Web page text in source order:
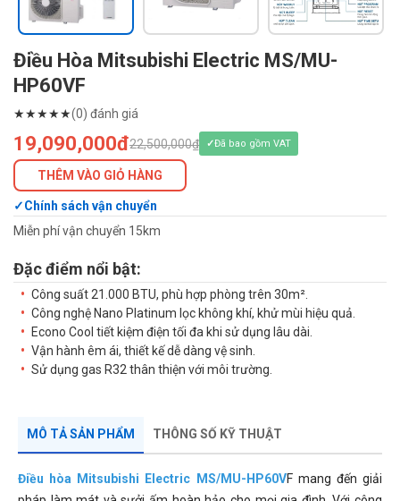
Điều Hòa Mitsubishi Electric MS/MU-
HP60VF
★★★★★(0) đánh giá
19,090,000đ22,500,000₫ Đã bao gồm VAT
THÊM VÀO GIỎ HÀNG
Chính sách vận chuyển
Miễn phí vận chuyển 15km
Đặc điểm nổi bật:
Công suất 21.000 BTU, phù hợp phòng trên 30m².
Công nghệ Nano Platinum lọc không khí, khử mùi hiệu quả.
Econo Cool tiết kiệm điện tối đa khi sử dụng lâu dài.
Vận hành êm ái, thiết kế dễ dàng vệ sinh.
Sử dụng gas R32 thân thiện với môi trường.
MÔ TẢ SẢN PHẨM THÔNG SỐ KỸ THUẬT
Điều hòa Mitsubishi Electric MS/MU-HP60VF mang đến giải